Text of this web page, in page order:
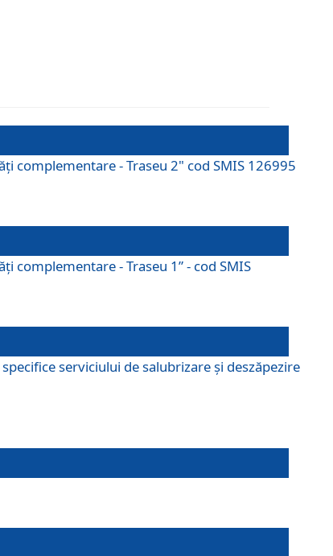
complementare - Traseu 2" cod SMIS 126995
- Traseu 1” - cod SMIS
serviciului de salubrizare și deszăpezire